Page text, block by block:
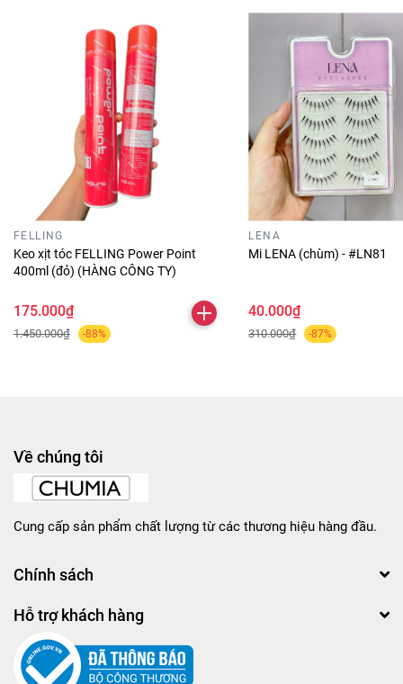
FELLING
Keo xịt tóc FELLING Power Point
400ml (đỏ) (HÀNG CÔNG TY)
175.000₫
1.450.000₫ -88%
LENA
Mi LENA (chùm) - #LN81
40.000₫
310.000₫ -87%
Về chúng tôi
Cung cấp sản phẩm chất lượng từ các thương hiệu hàng đầu.
Chính sách
Hỗ trợ khách hàng